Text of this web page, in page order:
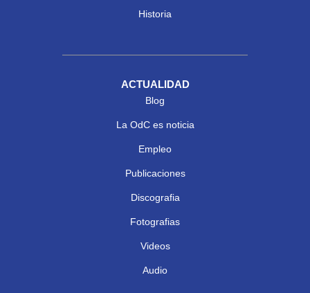
Historia
ACTUALIDAD
Blog
La OdC es noticia
Empleo
Publicaciones
Discografia
Fotografias
Videos
Audio